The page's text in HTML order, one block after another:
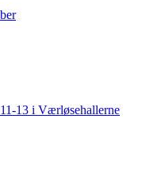
13 i Værløsehallerne